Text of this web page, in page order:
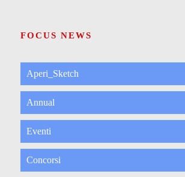
FOCUS NEWS
Aperi_Sketch
Annual
Eventi
Concorsi